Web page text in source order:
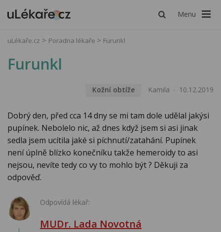
Menu
uLékaře.cz Poradna lékaře Furunkl
Furunkl
Kožní obtíže Kamila 10.12.2019
Dobrý den, před cca 14 dny se mi tam dole udělal jakýsi
pupínek. Nebolelo nic, až dnes když jsem si asi jinak
sedla jsem ucítila jaké si píchnutí/zatahání. Pupínek
není úplně blízko konečníku takže hemeroidy to asi
nejsou, nevíte tedy co vy to mohlo být ? Děkuji za
odpověď.
Odpovídá lékař:
MUDr. Lada Novotná